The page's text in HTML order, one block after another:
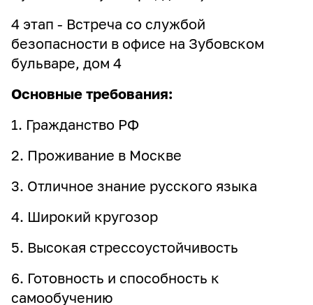
4 этап - Встреча со службой
безопасности в офисе на Зубовском
бульваре, дом 4
Основные требования:
1. Гражданство РФ
2. Проживание в Москве
3. Отличное знание русского языка
4. Широкий кругозор
5. Высокая стрессоустойчивость
6. Готовность и способность к
самообучению